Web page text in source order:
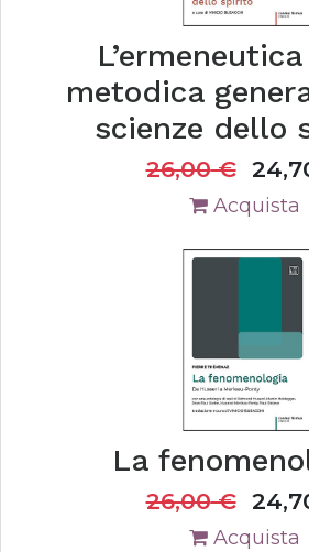
metodica
scienze dello
26,00€
Acquista
La
26,00€
Acquista